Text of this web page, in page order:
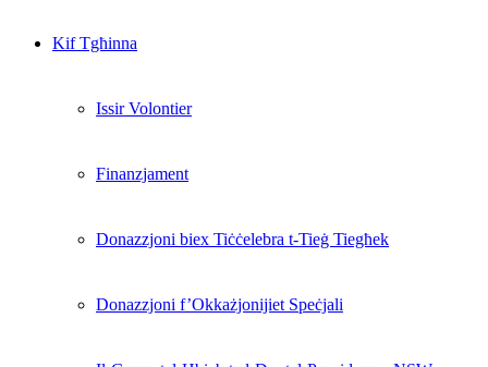
Kif Tgħinna
Issir Volontier
Finanzjament
Donazzjoni biex Tiċċelebra t-Tieġ Tiegħek
Donazzjoni f’Okkażjonijiet Speċjali